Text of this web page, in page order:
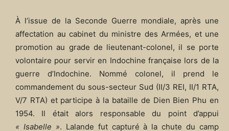
À l’issue de la Seconde Guerre mondiale, après une
affectation au cabinet du ministre des Armées, et une
promotion au grade de lieutenant-colonel, il se porte
volontaire pour servir en Indochine française lors de la
guerre d’Indochine. Nommé colonel, il prend le
commandement du sous-secteur Sud (II/3 REI, II/1 RTA,
V/7 RTA) et participe à la bataille de Dien Bien Phu en
1954. Il était alors responsable du point d’appui
« Isabelle ». Lalande fut capturé à la chute du camp